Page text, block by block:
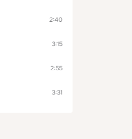
2:40
3:15
2:55
3:31